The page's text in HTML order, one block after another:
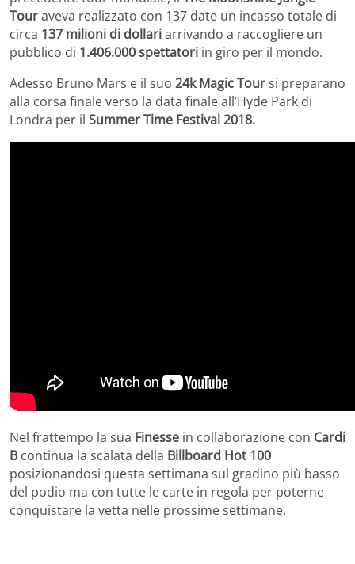
Touraveva realizzato con 137 date un incasso totale di
circa 137 milioni di dollariarrivando a raccogliere un
pubblico di 1.406.000 spettatori in giro per il mondo.
Adesso Bruno Mars e il suo 24k Magic Toursi preparano
alla corsa finale verso la data finale all’Hyde Park di
Londra per il Summer Time Festival 2018.
Nel frattempo la sua Finesse in collaborazione con Cardi
B continua la scalata della Billboard Hot 100
posizionandosi questa settimana sul gradino più basso
del podio ma con tutte le carte in regola per poterne
conquistare la vetta nelle prossime settimane.